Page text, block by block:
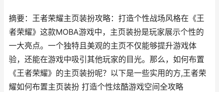
摘要：王者荣耀主页装扮攻略：打造个性战场风格在《王
者荣耀》这款MOBA游戏中，主页装扮是玩家展示个性的
一大亮点。一个独特且美观的主页不仅能够提升游戏体
验，还能在游戏中吸引其他玩家的目光。那么，如何布置
《王者荣耀》的主页装扮呢？以下是一些实用的方,王者荣
耀如何布置主页装扮 打造个性炫酷游戏空间全攻略